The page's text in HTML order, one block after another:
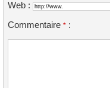
Web :
Commentaire * :